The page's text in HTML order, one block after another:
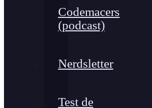
Codemacers
(podcast)
Nerdsletter
Test de